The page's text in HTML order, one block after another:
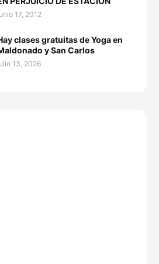
17, 2012
clases gratuitas de Yoga en
y San Carlos
13, 2026